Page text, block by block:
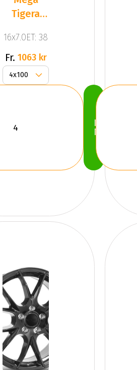
Tigera
Anthracite
Gr
16x7.0ET: 38
Fr. 1063 kr
Köp
Nu